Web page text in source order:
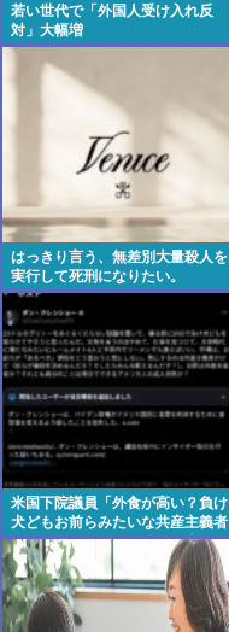
若い世代で「外国人受け入れ反
対」大幅増
はっきり言う、無差別大量殺人を
実行して死刑になりたい。
米国下院議員「外食が高い？負け
犬どもお前らみたいな共産主義者
はラーメン食ってろ」→炎上